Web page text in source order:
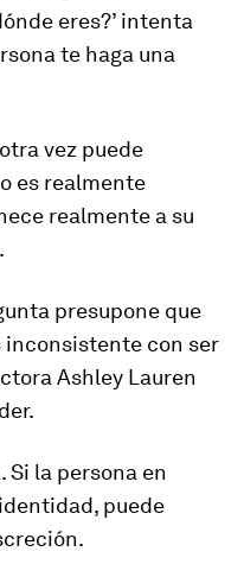
eres?’ intenta
te haga una
vez puede
es realmente
realmente a su
presupone que
inconsistente con ser
Ashley Lauren
Si la persona en
puede